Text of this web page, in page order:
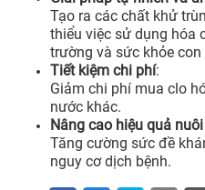
Tạo ra các chất khử
thiểu việc sử dụng hóa
trường và sức khỏe con
Tiết kiệm chi phí:
Giảm chi phí mua clo
nước khác.
Nâng cao hiệu quả
Tăng cường sức đề
nguy cơ dịch bệnh.